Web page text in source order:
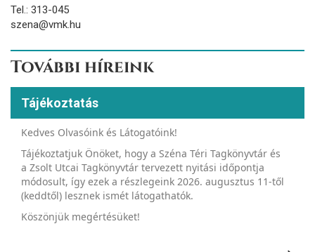
Tel.: 313-045
szena@vmk.hu
További híreink
Tájékoztatás
Kedves Olvasóink és Látogatóink!
Tájékoztatjuk Önöket, hogy a Széna Téri Tagkönyvtár és
a Zsolt Utcai Tagkönyvtár tervezett nyitási időpontja
módosult, így ezek a részlegeink 2026. augusztus 11-től
(keddtől) lesznek ismét látogathatók.
Köszönjük megértésüket!